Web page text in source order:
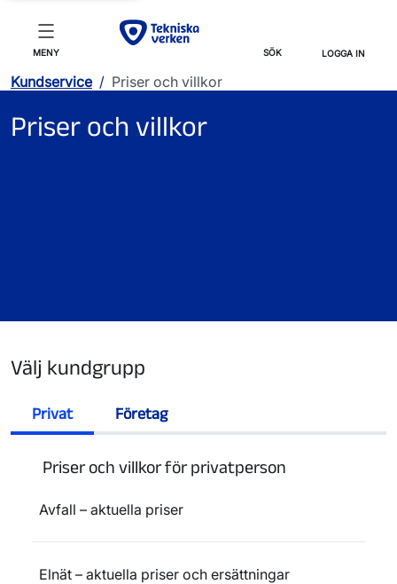
MENY SÖK LOGGA IN
Kundservice / Priser och villkor
Priser och villkor
Välj kundgrupp
Privat Företag
Priser och villkor för privatperson
Avfall – aktuella priser
Elnät – aktuella priser och ersättningar